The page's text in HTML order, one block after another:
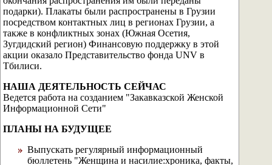
подарки). Плакаты были распространены в Грузии
посредством контактных лиц в регионах Грузии, а
также в конфликтных зонах (Южная Осетия,
Зугдидский регион) Финансовую поддержку в этой
акции оказало Представительство фонда UNV в
Тбилиси.
НАША ДЕЯТЕЛЬНОСТЬ СЕЙЧАС
Ведется работа на созданием "Закавказской Женской
Информационной Сети"
ПЛАНЫ НА БУДУЩЕЕ
Выпускать регулярный информационный
бюллетень "Женщина и насилие:хроника, факты,